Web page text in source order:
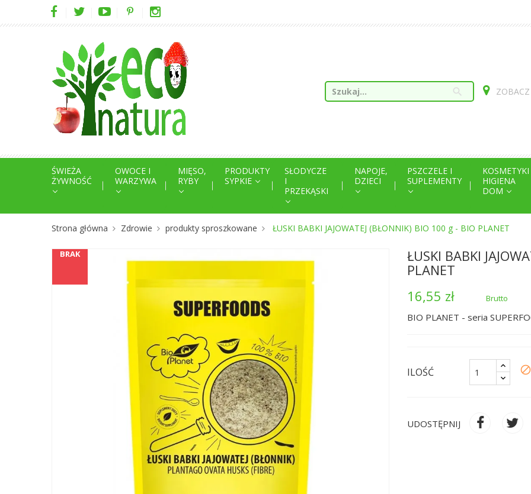
search
ŚWIEŻA
ŻYWNOŚĆ
OWOCE I
WARZYWA
MIĘSO,
RYBY
PRODUKTY
SYPKIE
SŁODYCZE
I
PRZEKĄSKI
NAPOJE,
DZIECI
PSZCZELE I
SUPLEMENTY
KOSMETYKI
HIGIENA
DOM
Strona główna Zdrowie produkty sproszkowane ŁUSKI BABKI JAJOWATEJ (BŁONNIK) BIO 100 g - BIO PLANET
BRAK
ŁUSKI BABKI
PLANET
16,55 zł
Brutto
BIO PLANET - seria
ILOŚĆ block
UDOSTĘPNIJ